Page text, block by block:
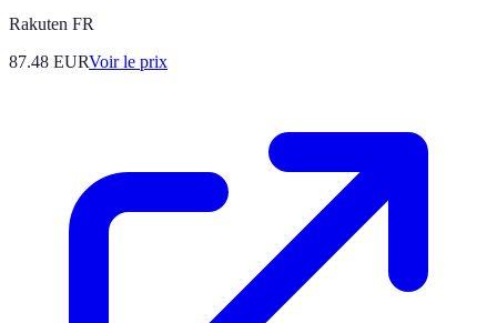
Rakuten FR
87.48 EURVoir le prix